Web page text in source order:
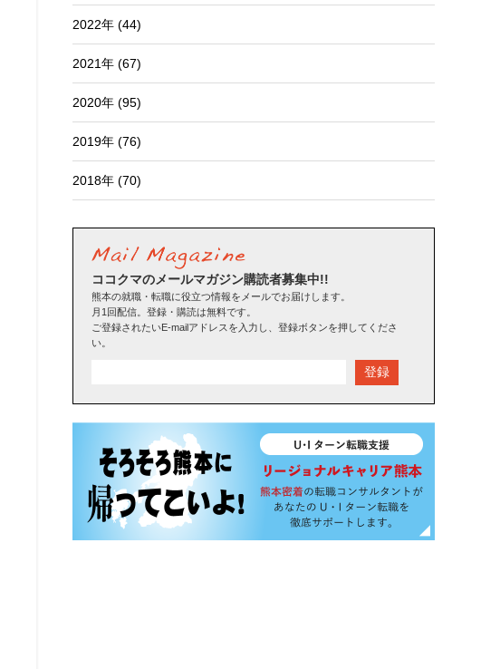
2022年 (44)
2021年 (67)
2020年 (95)
2019年 (76)
2018年 (70)
ココクマのメールマガジン購読者募集中!!
熊本の就職・転職に役立つ情報をメールでお届けします。
月1回配信。登録・購読は無料です。
ご登録されたいE-mailアドレスを入力し、登録ボタンを押してくださ
い。
登録